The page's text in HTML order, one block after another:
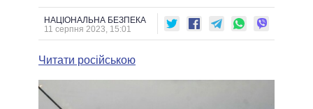
ГОЛОВИ ОБЛАДМІНІСТРАЦІЙ
МЕРИ МІСТ
ПОРІВНЯННЯ ПОЛІТИКІВ
НАЦІОНАЛЬНА БЕЗПЕКА
11 серпня 2023, 15:01
Читати російською